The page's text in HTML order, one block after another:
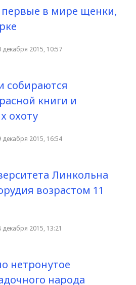
в мире щенки,
декабря 2015, 10:57
собираются
книги и
охоту
декабря 2015, 16:54
Линкольна
возрастом 11
декабря 2015, 13:21
нетронутое
народа